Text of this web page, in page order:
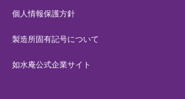
個人情報保護方針
製造所固有記号について
如水庵公式企業サイト